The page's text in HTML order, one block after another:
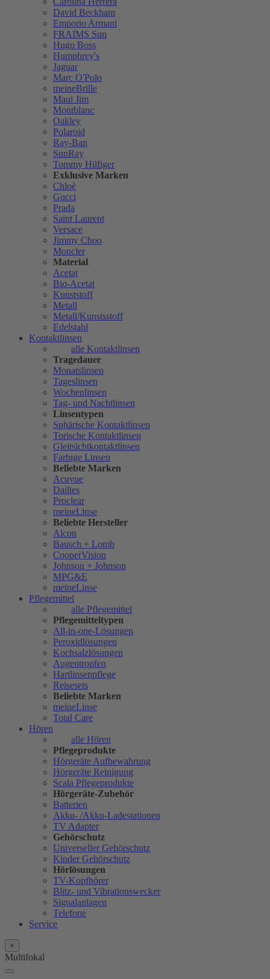
David Beckham
Emporio Armani
FRAIMS Sun
Hugo Boss
Humphrey's
Jaguar
Marc O'Polo
meineBrille
Maui Jim
Montblanc
Oakley
Polaroid
Ray-Ban
SunRay
Tommy Hilfiger
Exklusive Marken
Chloè
Gucci
Prada
Saint Laurent
Versace
Jimmy Choo
Moncler
Material
Acetat
Bio-Acetat
Kunststoff
Metall
Metall/Kunstsstoff
Edelstahl
Kontaktlinsen
alle Kontaktlinsen
Tragedauer
Monatslinsen
Tageslinsen
Wochenlinsen
Tag- und Nachtlinsen
Linsentypen
Sphärische Kontaktlinsen
Torische Kontaktlinsen
Gleitsichtkontaktlinsen
Farbige Linsen
Beliebte Marken
Acuvue
Dailies
Proclear
meineLinse
Beliebte Hersteller
Alcon
Bausch + Lomb
CooperVision
Johnson + Johnson
MPG&E
meineLinse
Pflegemittel
alle Pflegemittel
Pflegemitteltypen
All-in-one-Lösungen
Peroxidlösungen
Kochsalzlösungen
Augentropfen
Hartlinsenpflege
Reisesets
Beliebte Marken
meineLinse
Total Care
Hören
alle Hören
Pflegeprodukte
Hörgeräte Aufbewahrung
Hörgeräte Reinigung
Scala Pflegeprodukte
Hörgeräte-Zubehör
Batterien
Akku- /Akku-Ladestationen
TV Adapter
Gehörschutz
Universeller Gehörschutz
Kinder Gehörschutz
Hörlösungen
TV-Kopfhörer
Blitz- und Vibrationswecker
Signalanlagen
Telefone
Service
×
Multifokal